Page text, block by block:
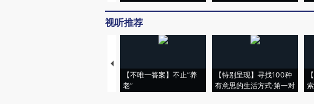
视听推荐
【不唯一答案】不止“养
老”
【特别呈现】寻找100种
有意思的生活方式·第一对